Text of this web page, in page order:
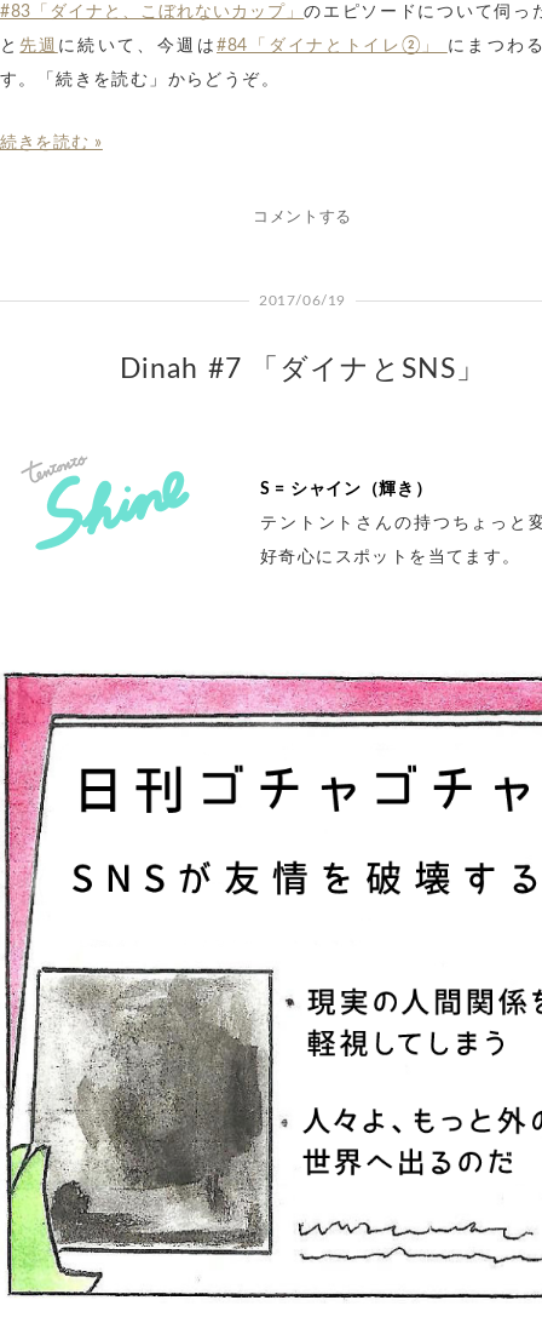
#83「ダイナと、こぼれないカップ」のエピソードについて伺っ
と 先週 に続いて、今週は#84「ダイナとトイレ②」 にまつわ
す。「続きを読む」からどうぞ。
続きを読む »
コメントする
2017/06/19
Dinah #7 「ダイナとSNS」
S = シャイン（輝き）
テントントさんの持つちょっと
好奇心にスポットを当てます。